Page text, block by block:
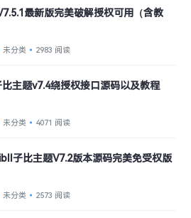
最新版完美破解授权可用（含教
未分类 2983 阅读
主题v7.4绕授权接口源码以及教程
未分类 4071 阅读
子比主题V7.2版本源码完美免受权版
未分类 2573 阅读